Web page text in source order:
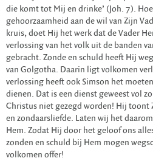
die komt tot Mij en drinke’ (Joh. 7).
gehoorzaamheid aan de wil van Zijn
kruis, doet Hij het werk dat de Vader
verlossing van het volk uit de banden
gebracht. Zonde en schuld heeft Hij
van Golgotha. Daarin ligt volkomen
verlossing heeft ook Simson het
dienen. Dat is een dienst geweest vol
Christus niet gezegd worden! Hij
en zondaarsliefde. Laten wij het
Hem. Zodat Hij door het geloof ons
zonden en schuld bij Hem mogen
volkomen offer!